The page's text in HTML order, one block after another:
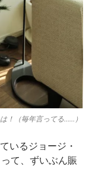
！（毎年言ってる……）
いるジョージ・
て、ずいぶん賑